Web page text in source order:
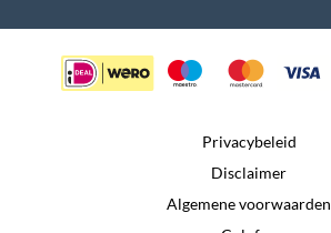
Privacybeleid
Disclaimer
Algemene voorwaarden